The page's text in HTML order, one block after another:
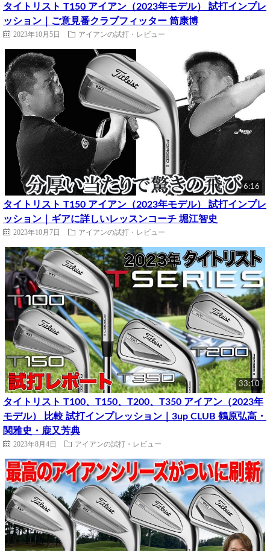
タイトリスト T150 アイアン（2023年モデル） 試打インプレ
ッション｜ご意見番クラブフィッター 筒康博
2023年10月5日 アイアンの試打・レビュー
6:16
タイトリスト T150 アイアン（2023年モデル） 試打インプレ
ッション｜ギアに詳しいレッスンコーチ 堀江智史
2023年10月7日 アイアンの試打・レビュー
33:10
タイトリスト T100、T150、T200、T350 アイアン（2023年
モデル） 比較 試打インプレッション｜3up CLUB 鶴原弘高・
関雅史・鹿又芳典
2023年8月4日 アイアンの試打・レビュー